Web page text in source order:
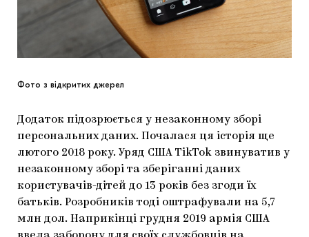
Фото з відкритих джерел
Додаток підозрюється у незаконному зборі
персональних даних. Почалася ця історія ще
лютого 2018 року. Уряд США TikTok звинуватив у
незаконному зборі та зберіганні даних
користувачів-дітей до 13 років без згоди їх
батьків. Розробників тоді оштрафували на 5,7
млн дол. Наприкінці грудня 2019 армія США